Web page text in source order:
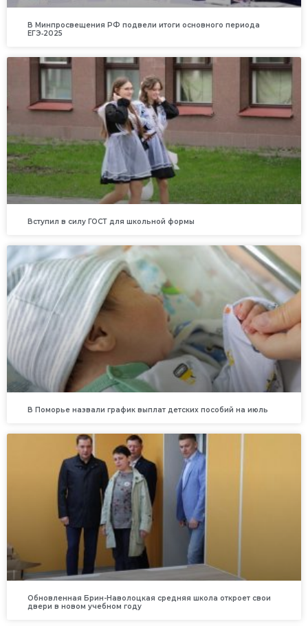
В Минпросвещения РФ подвели итоги основного периода
ЕГЭ‑2025
Вступил в силу ГОСТ для школьной формы
В Поморье назвали график выплат детских пособий на июль
Обновленная Брин-Наволоцкая средняя школа откроет свои
двери в новом учебном году